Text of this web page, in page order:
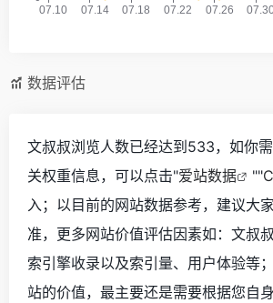
数据评估
文叔叔浏览人数已经达到533，如你
关权重信息，可以点击"爱站数据 ""
入；以目前的网站数据参考，建议大
准，更多网站价值评估因素如：文叔
索引擎收录以及索引量、用户体验等
站的价值，最主要还是需要根据您自